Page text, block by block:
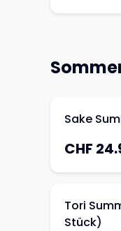
Sake
CHF
Tori
Stück)